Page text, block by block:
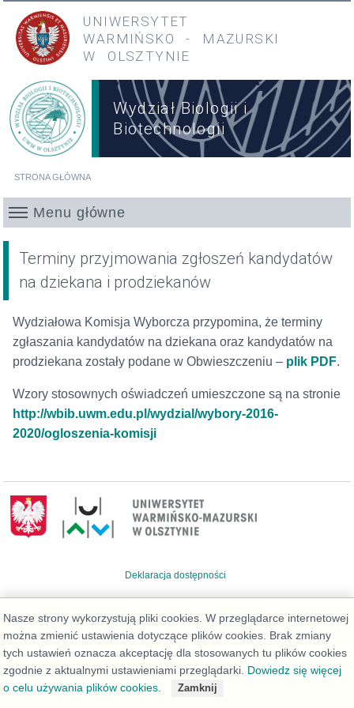
Przejdź do treści
Przejdź do menu głównego
UNIWERSYTET
WARMIŃSKO
- MAZURSKI
W OLSZTYNIE
Wydział Biologii i
Biotechnologii
STRONA GŁÓWNA
Menu główne
Terminy przyjmowania zgłoszeń kandydatów
na dziekana i prodziekanów
Wydziałowa Komisja Wyborcza przypomina, że terminy
zgłaszania kandydatów na dziekana oraz kandydatów na
prodziekana zostały podane w Obwieszczeniu – plik PDF.
Wzory stosownych oświadczeń umieszczone są na stronie
http://wbib.uwm.edu.pl/wydzial/wybory-2016-
2020/ogloszenia-komisji
Deklaracja dostępności
Nasze strony wykorzystują pliki cookies. W przeglądarce internetowej
można zmienić ustawienia dotyczące plików cookies. Brak zmiany
tych ustawień oznacza akceptację dla stosowanych tu plików cookies
zgodnie z aktualnymi ustawieniami przeglądarki. Dowiedz się więcej
o celu używania plików cookies.